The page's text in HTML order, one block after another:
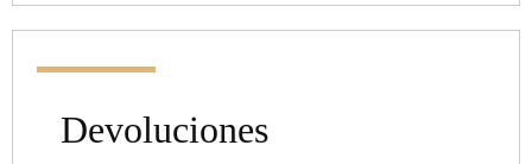
Devoluciones